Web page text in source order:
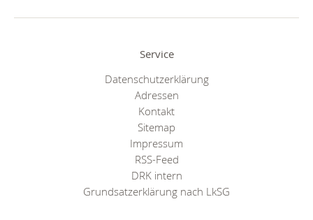
Service
Datenschutzerklärung
Adressen
Kontakt
Sitemap
Impressum
RSS-Feed
DRK intern
Grundsatzerklärung nach LkSG